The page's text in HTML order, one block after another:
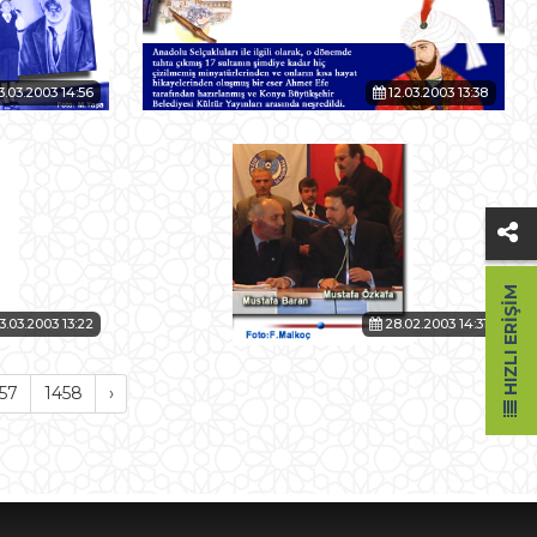
14:56 12.03.2003 13:38
13:22 28.02.2003 14:31
1458 › HIZLI ERIŞIM